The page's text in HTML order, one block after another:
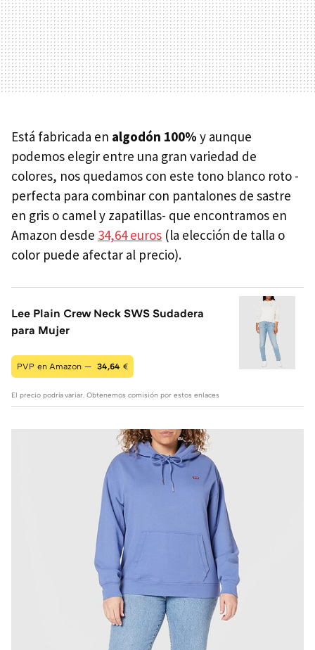
Está fabricada en algodón 100% y aunque
podemos elegir entre una gran variedad de
colores, nos quedamos con este tono blanco roto -
perfecta para combinar con pantalones de sastre
en gris o camel y zapatillas- que encontramos en
Amazon desde 34,64 euros (la elección de talla o
color puede afectar al precio).
Lee Plain Crew Neck SWS Sudadera
para Mujer
PVP en Amazon — 34,64 €
El precio podría variar. Obtenemos comisión por estos enlaces